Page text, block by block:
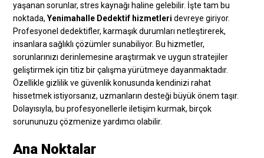
yaşanan sorunlar, stres kaynağı haline gelebilir. İşte tam bu
noktada,Yenimahalle Dedektif hizmetleri devreye giriyor.
Profesyonel dedektifler, karmaşık durumları netleştirerek,
insanlara sağlıklı çözümler sunabiliyor. Bu hizmetler,
sorunlarınızı derinlemesine araştırmak ve uygun stratejiler
geliştirmek için titiz bir çalışma yürütmeye dayanmaktadır.
Özellikle gizlilik ve güvenlik konusunda kendinizi rahat
hissetmek istiyorsanız, uzmanların desteği büyük önem taşır.
Dolayısıyla, bu profesyonellerle iletişim kurmak, birçok
sorununuzu çözmenize yardımcı olabilir.
Ana Noktalar